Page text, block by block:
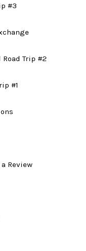
#3
Trip #2
#1
Review